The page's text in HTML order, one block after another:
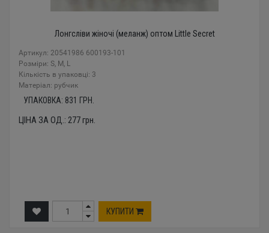
Лонгсліви жіночі (меланж) оптом Little Secret
Артикул: 20541986 600193-101
Розміри: S, M, L
Кількість в упаковці: 3
Mатеріал: рубчик
УПАКОВКА: 831 ГРН.
ЦІНА ЗА ОД.: 277грн.
КУПИТИ